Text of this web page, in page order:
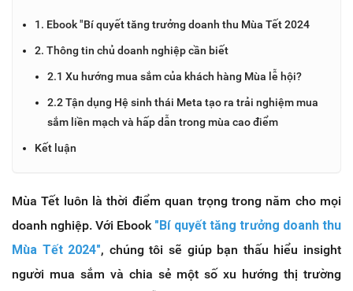
1. Ebook "Bí quyết tăng trưởng doanh thu Mùa Tết 2024
2. Thông tin chủ doanh nghiệp cần biết
2.1 Xu hướng mua sắm của khách hàng Mùa lễ hội?
2.2 Tận dụng Hệ sinh thái Meta tạo ra trải nghiệm mua
sắm liền mạch và hấp dẫn trong mùa cao điểm
Kết luận
Mùa Tết luôn là thời điểm quan trọng trong năm cho mọi
doanh nghiệp. Với Ebook "Bí quyết tăng trưởng doanh thu
Mùa Tết 2024", chúng tôi sẽ giúp bạn thấu hiểu insight
người mua sắm và chia sẻ một số xu hướng thị trường